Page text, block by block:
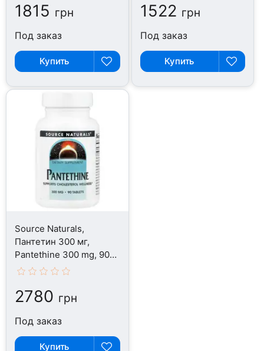
1815 грн
Под заказ
Купить
1522 грн
Под заказ
Купить
Source Naturals,
Пантетин 300 мг,
Pantethine 300 mg, 90
таблеток
2780 грн
Под заказ
Купить